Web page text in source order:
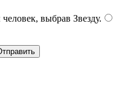
выбрав Звезду.